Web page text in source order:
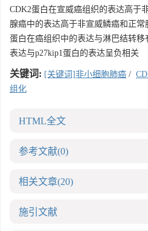
CDK2蛋白在宣威癌组织的表达高于
腺癌中的表达高于非宣威鳞癌和正常
蛋白在癌组织中的表达与淋巴结转
表达与p27kip1蛋白的表达呈负相关
关键词: [关键词]非小细胞肺癌 /
组化
HTML全文
参考文献(0)
相关文章(20)
施引文献